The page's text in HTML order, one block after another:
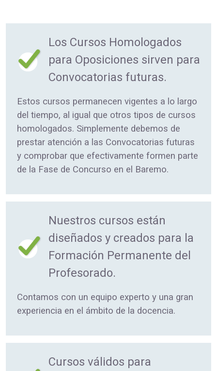
Los Cursos Homologados
para Oposiciones sirven para
Convocatorias futuras.
Estos cursos permanecen vigentes a lo largo
del tiempo, al igual que otros tipos de cursos
homologados. Simplemente debemos de
prestar atención a las Convocatorias futuras
y comprobar que efectivamente formen parte
de la Fase de Concurso en el Baremo.
Nuestros cursos están
diseñados y creados para la
Formación Permanente del
Profesorado.
Contamos con un equipo experto y una gran
experiencia en el ámbito de la docencia.
Cursos válidos para